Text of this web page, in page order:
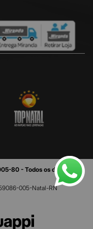
80 - Todos os direitos
005-Natal-RN